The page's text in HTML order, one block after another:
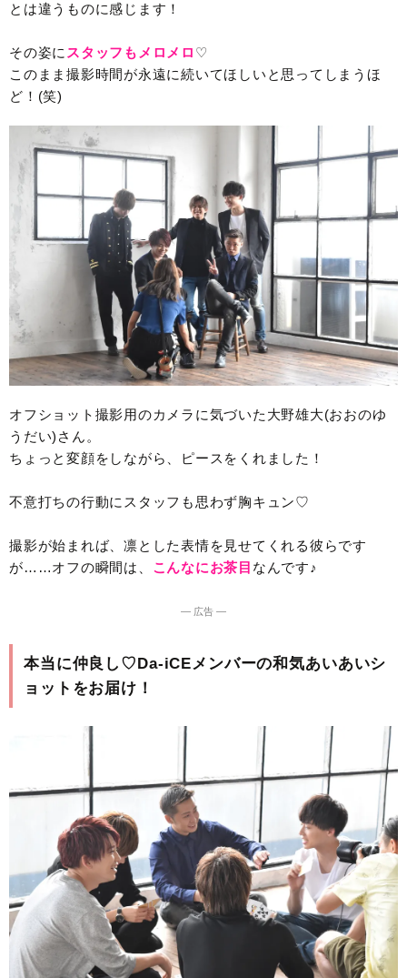
とは違うものに感じます！
その姿に スタッフもメロメロ ♡
このまま撮影時間が永遠に続いてほしいと思ってしまうほ
ど！(笑)
オフショット撮影用のカメラに気づいた大野雄大(おおのゆ
うだい)さん。
ちょっと変顔をしながら、ピースをくれました！
不意打ちの行動にスタッフも思わず胸キュン♡
撮影が始まれば、凛とした表情を見せてくれる彼らです
が……オフの瞬間は、 こんなにお茶目 なんです♪
― 広告 ―
本当に仲良し♡Da-iCEメンバーの和気あいあいシ
ョットをお届け！